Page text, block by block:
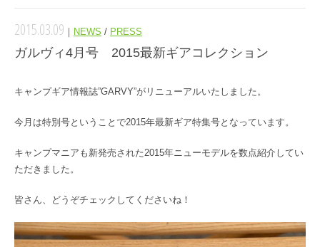
2015.03.09 ｜ NEWS / PRESS
ガルヴィ4月号 2015最新ギアコレクション
キャンプギア情報誌”GARVY”がリニューアルいたしました。
今月は特別号ということで2015年最新ギア特集号となっています。
キャンプマニアも新発売された2015年ニューモデルを数点紹介してい
ただきました。
皆さん、どうぞチェックしてくださいね！